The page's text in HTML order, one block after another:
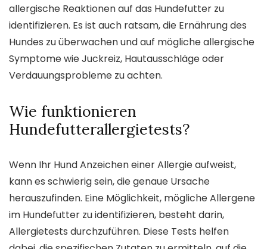
allergische Reaktionen auf das Hundefutter zu
identifizieren. Es ist auch ratsam, die Ernährung des
Hundes zu überwachen und auf mögliche allergische
Symptome wie Juckreiz, Hautausschläge oder
Verdauungsprobleme zu achten.
Wie funktionieren
Hundefutterallergietests?
Wenn Ihr Hund Anzeichen einer Allergie aufweist,
kann es schwierig sein, die genaue Ursache
herauszufinden. Eine Möglichkeit, mögliche Allergene
im Hundefutter zu identifizieren, besteht darin,
Allergietests durchzuführen. Diese Tests helfen